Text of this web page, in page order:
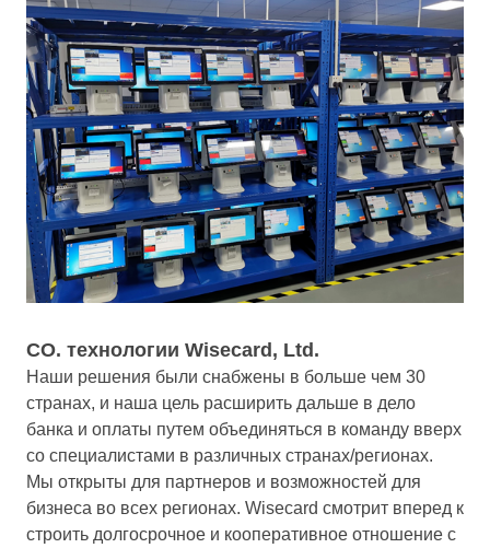
CO. технологии Wisecard, Ltd.
Наши решения были снабжены в больше чем 30
странах, и наша цель расширить дальше в дело
банка и оплаты путем объединяться в команду вверх
со специалистами в различных странах/регионах.
Мы открыты для партнеров и возможностей для
бизнеса во всех регионах. Wisecard смотрит вперед к
строить долгосрочное и кооперативное отношение с